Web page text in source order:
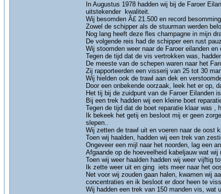
In Augustus 1978 hadden wij bij de Faroer
uitstekender kwaliteit.
Wij besomden Â£ 21.500 en record
Zowel de schipper als de stuurman werden
Nog lang heeft deze fles champagne in mijn
De volgende reis had de schipper een rust
Wij stoomden weer naar de Faroer eilanden
Tegen de tijd dat de vis vertrokken was,
De meeste van de schepen waren naar het
Zij rapporteerden een visserij van 25 tot 30
Wij hielden ook de trawl aan dek en
Door een onbekende oorzaak, leek het er op,
Het tij bij de zuidpunt van de Faroer Eilanden
Bij een trek hadden wij een kleine boet
Tegen de tijd dat de boet reparatie klaar was
Ik bekeek het getij en besloot mij er geen
slepen..
Wij zetten de trawl uit en voeren naar de oost
Toen wij haalden, hadden wij een trek van
Ongeveer een mijl naar het noorden, lag een
Afgaande op de hoeveelheid kabeljauw wat
Toen wij weer haalden hadden wij weer vijftig
Ik zette weer uit en ging iets meer naar het
Net voor wij zouden gaan halen, kwamen wij
concentraties en ik besloot er door heen te
Wij hadden een trek van 150 manden vis, wat